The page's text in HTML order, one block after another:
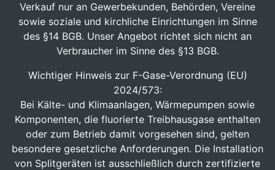
Verkauf nur an Gewerbekunden, Behörden, Vereine
sowie soziale und kirchliche Einrichtungen im Sinne
des §14 BGB. Unser Angebot richtet sich nicht an
Verbraucher im Sinne des §13 BGB.
Wichtiger Hinweis zur F-Gase-Verordnung (EU)
2024/573:
Bei Kälte- und Klimaanlagen, Wärmepumpen sowie
Komponenten, die fluorierte Treibhausgase enthalten
oder zum Betrieb damit vorgesehen sind, gelten
besondere gesetzliche Anforderungen. Die Installation
von Splitgeräten ist ausschließlich durch zertifizierte